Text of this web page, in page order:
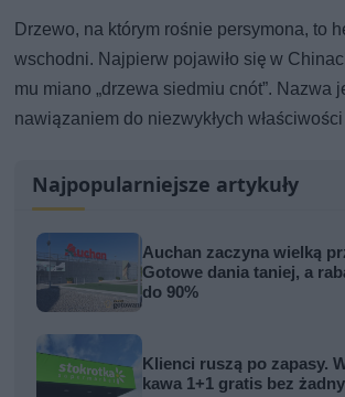
Drzewo, na którym rośnie persymona, to
wschodni. Najpierw pojawiło się w
mu miano „drzewa siedmiu cnót”. Nazwa
nawiązaniem do niezwykłych
Najpopularniejsze artykuły
Auchan zaczyna wielką
Gotowe dania taniej, a
do 90%
Klienci ruszą po zapasy.
kawa 1+1 gratis bez